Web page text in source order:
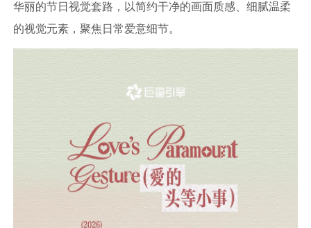
华丽的节日视觉套路，以简约干净的画面质感、细腻温柔
的视觉元素，聚焦日常爱意细节。